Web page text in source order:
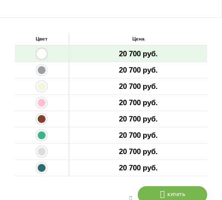
Цвет Цена
20 700 руб.
20 700 руб.
20 700 руб.
20 700 руб.
20 700 руб.
20 700 руб.
20 700 руб.
20 700 руб.
КУПИТЬ